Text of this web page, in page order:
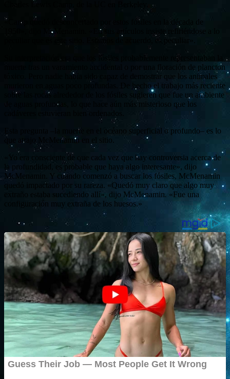
«Camp quedó desconcertado por estos fósiles en la década de
1950», dijo McMenamin. «En sus artículos insiste refiriéndose a lo
peculiar que es este sitio. Estamos de acuerdo, es peculiar».
Su interpretación era que los fósiles probablemente representaban la
muerte tras un varamiento accidental o por una floración de plancton
tóxico. Pero nadie había sido capaz de demostrar que los animales
murieron en aguas poco profundas. De hecho el trabajo más reciente
sobre las rocas alrededor de los fósiles sugieren que fue un ambiente
de aguas profundas, lo que hace aún más misterioso que los
Esta pregunta –la muerte en el océano superficial o profundo– es lo
que atrajo McMenamin en el sitio.
«Yo era consciente de que cada vez que hay controversia acerca de
la profundidad, es probable que haya algo interesante», dijo
McMenamin. Y cuando comenzó a buscar los fósiles, McMenamin
quedó impactado por su rareza. «Quedó muy claro que algo muy
extraño estaba sucediendo allí», dijo McMenamin. «Fue una
configuración muy extraña de los huesos.»